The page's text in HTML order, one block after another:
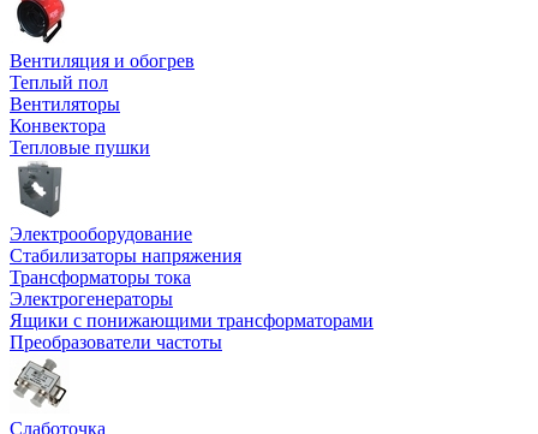
Вентиляция и обогрев
Теплый пол
Вентиляторы
Конвектора
Тепловые пушки
Электрооборудование
Стабилизаторы напряжения
Трансформаторы тока
Электрогенераторы
Ящики с понижающими трансформаторами
Преобразователи частоты
Слаботочка